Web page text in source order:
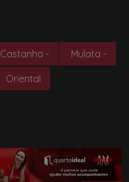
Castanha - Mulata -
Oriental